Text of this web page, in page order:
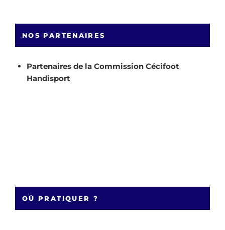
NOS PARTENAIRES
Partenaires de la Commission Cécifoot
Handisport
OÙ PRATIQUER ?